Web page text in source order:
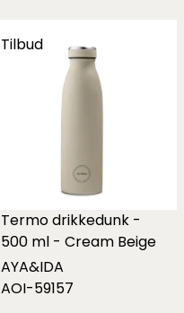
Tilbud
Termo drikkedunk -
500 ml - Cream Beige
AYA&IDA
AOI-59157